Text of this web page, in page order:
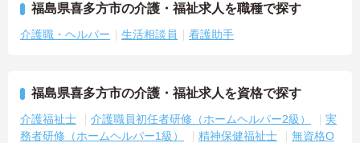
福島県喜多方市の介護・福祉求人を職種で探す
介護職・ヘルパー 生活相談員 看護助手
福島県喜多方市の介護・福祉求人を資格で探す
介護福祉士 介護職員初任者研修（ホームヘルパー2級）
実
務者研修（ホームヘルパー1級）
精神保健福祉士
無資格O